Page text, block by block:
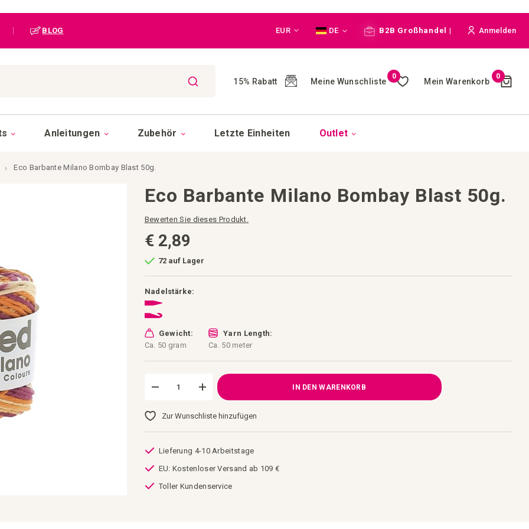
BLOG Währung
EUR Sprache
DE B2B Großhandel | Anmelden
15% Rabatt Meine Wunschliste
0
Mein Warenkorb
0Cart
()
Anleitungen Zubehör Letzte Einheiten Outlet
Eco Barbante Milano Bombay Blast 50g.
Eco Barbante Milano Bombay Blast 50g.
Bewerten Sie dieses Produkt.
€ 2,89
72 auf Lager
Nadelstärke:
Gewicht:
Ca. 50 gram
Yarn Length:
Ca. 50 meter
IN DEN WARENKORB
Zur Wunschliste hinzufügen
Lieferung 4-10 Arbeitstage
EU: Kostenloser Versand ab 109 €
Toller Kundenservice